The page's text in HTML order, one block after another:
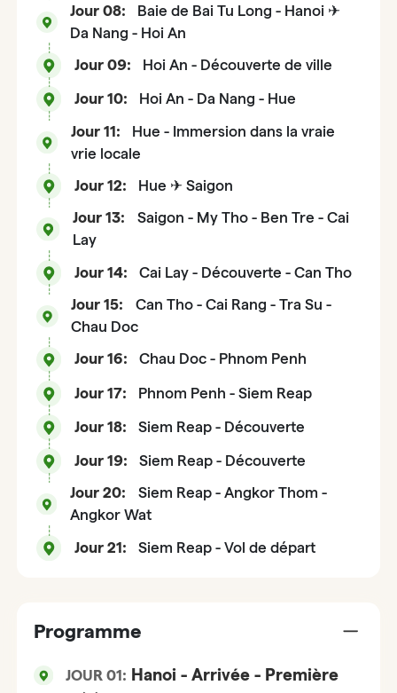
Jour 08:
Baie de Bai Tu Long - Hanoi ✈
Da Nang - Hoi An
Jour 09: Hoi An - Découverte de ville
Jour 10: Hoi An - Da Nang - Hue
Jour 11:
Hue - Immersion dans la vraie
vrie locale
Jour 12: Hue ✈ Saigon
Jour 13:
Saigon - My Tho - Ben Tre - Cai
Lay
Jour 14: Cai Lay - Découverte - Can Tho
Jour 15:
Can Tho - Cai Rang - Tra Su -
Chau Doc
Jour 16: Chau Doc - Phnom Penh
Jour 17: Phnom Penh - Siem Reap
Jour 18: Siem Reap - Découverte
Jour 19: Siem Reap - Découverte
Jour 20:
Siem Reap - Angkor Thom -
Angkor Wat
Jour 21: Siem Reap - Vol de départ
Programme
JOUR 01: Hanoi - Arrivée - Première